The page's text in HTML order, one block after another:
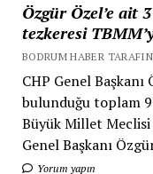
Özgür Özel’e ait
tezkeresi
BODRUM HABER
CHP Genel
bulunduğu toplam
Büyük Millet Meclisi
Genel Başkanı
Yorum yapın